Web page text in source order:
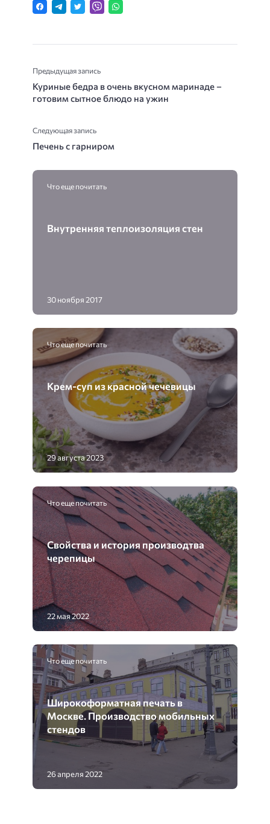
Предыдущая запись
Куриные бедра в очень вкусном маринаде –
готовим сытное блюдо на ужин
Следующая запись
Печень с гарниром
Что еще почитать
Внутренняя теплоизоляция стен
30 ноября 2017
Что еще почитать
Крем-суп из красной чечевицы
29 августа 2023
Что еще почитать
Свойства и история производтва
черепицы
22 мая 2022
Что еще почитать
Широкоформатная печать в
Москве. Производство мобильных
стендов
26 апреля 2022